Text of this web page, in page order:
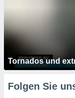
Tornados und
Folgen Sie